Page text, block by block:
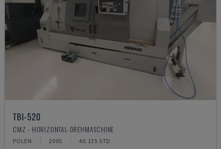
TBI-520
CMZ - HORIZONTAL-DREHMASCHINE
POLEN 2005 40.135 STD